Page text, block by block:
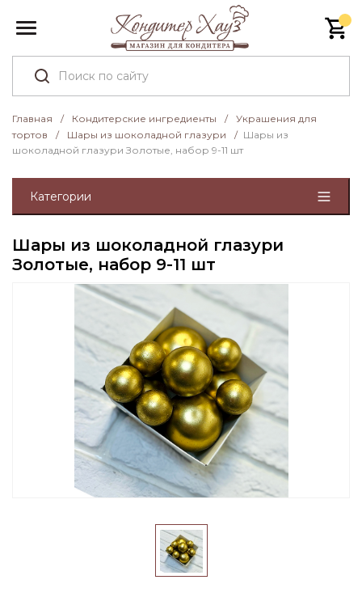
Главная / Кондитерские ингредиенты /
Украшения для
тортов
/ Шары из шоколадной глазури / Шары из
шоколадной глазури Золотые, набор 9-11 шт
Категории
Шары из шоколадной глазури
Золотые, набор 9-11 шт